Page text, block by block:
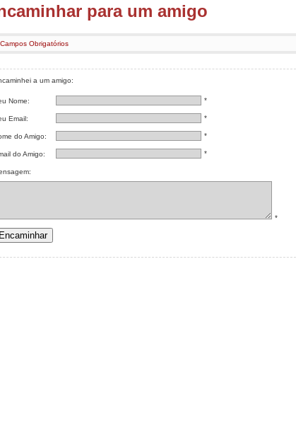
para um amigo
Obrigatórios
a um amigo:
Nome: *
Email: *
do Amigo: *
do Amigo: *
*